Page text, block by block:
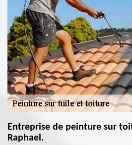
Entreprise de peinture sur
Raphael.